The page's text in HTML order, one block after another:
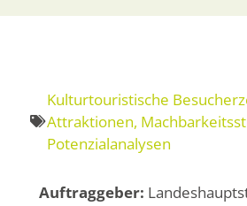
Kulturtouristische
Attraktionen,
Potenzialanalysen
Auftraggeber: